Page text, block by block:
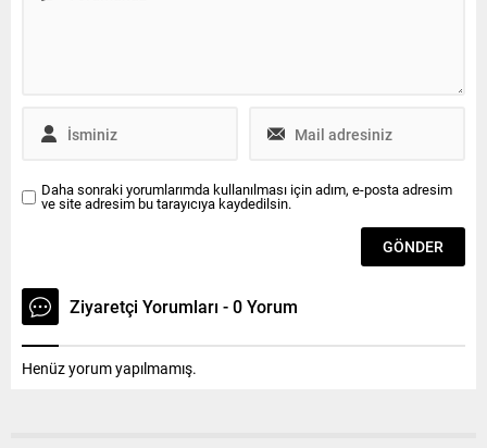
Daha sonraki yorumlarımda kullanılması için adım, e-posta adresim
ve site adresim bu tarayıcıya kaydedilsin.
Ziyaretçi Yorumları - 0 Yorum
Henüz yorum yapılmamış.